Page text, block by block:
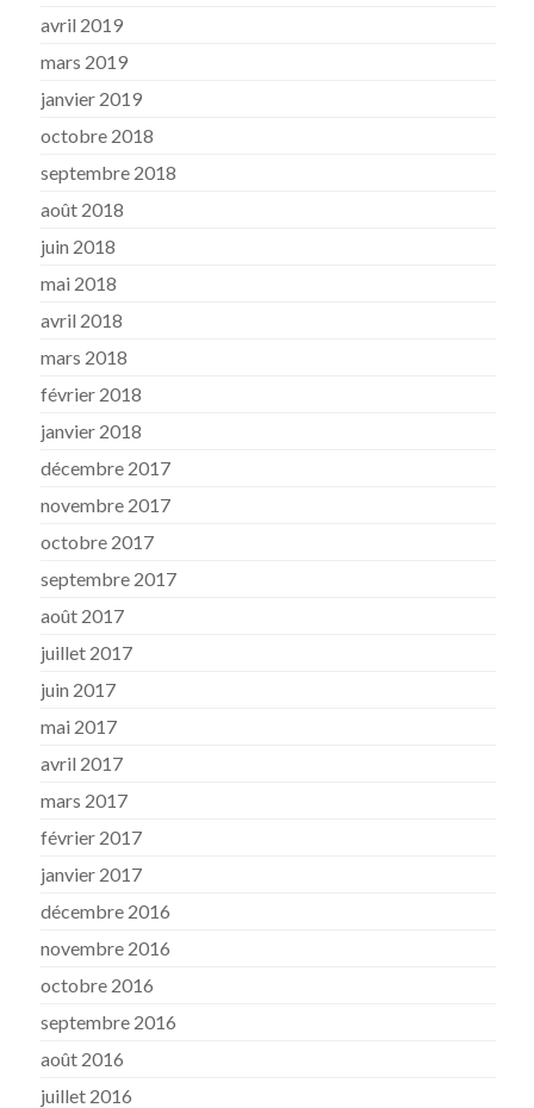
avril 2019
mars 2019
janvier 2019
octobre 2018
septembre 2018
août 2018
juin 2018
mai 2018
avril 2018
mars 2018
février 2018
janvier 2018
décembre 2017
novembre 2017
octobre 2017
septembre 2017
août 2017
juillet 2017
juin 2017
mai 2017
avril 2017
mars 2017
février 2017
janvier 2017
décembre 2016
novembre 2016
octobre 2016
septembre 2016
août 2016
juillet 2016